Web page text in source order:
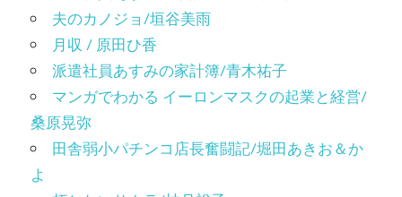
夫のカノジョ/垣谷美雨
月収 / 原田ひ香
派遣社員あすみの家計簿/青木祐子
マンガでわかる イーロンマスクの起業と経営/
桑原晃弥
田舎弱小パチンコ店長奮闘記/堀田あきお＆か
よ